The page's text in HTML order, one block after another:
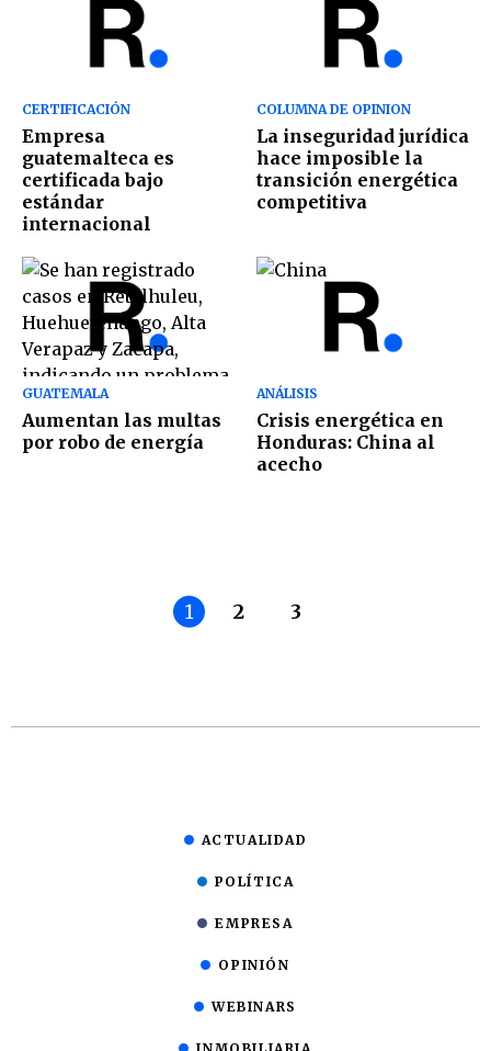
CERTIFICACIÓN
Empresa
guatemalteca es
certificada bajo
estándar
internacional
COLUMNA DE OPINION
La inseguridad jurídica
hace imposible la
transición energética
competitiva
GUATEMALA
Aumentan las multas
por robo de energía
ANÁLISIS
Crisis energética en
Honduras: China al
acecho
1 2 3
ACTUALIDAD
POLÍTICA
EMPRESA
OPINIÓN
WEBINARS